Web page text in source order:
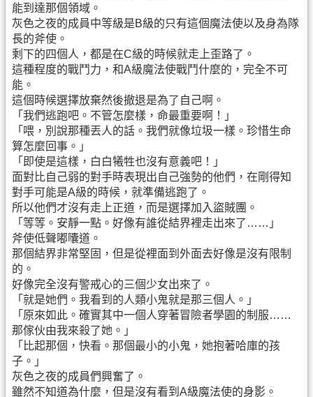
能到達那個領域。
灰色之夜的成員中等級是B級的只有這個魔法使以及身為隊
長的斧使。
剩下的四個人，都是在C級的時候就走上歪路了。
這種程度的戰鬥力，和A級魔法使戰鬥什麼的，完全不可
能。
這個時候選擇放棄然後撤退是為了自己啊。
「我們逃跑吧。不管怎麼樣，命最重要啊！」
「喂，別說那種丟人的話。我們就像垃圾一樣。珍惜生命
算怎麼回事。」
「即使是這樣，白白犧牲也沒有意義吧！」
面對比自己弱的對手時表現出自己強勢的他們，在剛得知
對手可能是A級的時候，就準備逃跑了。
所以他們才沒有走上正道，而是選擇加入盜賊團。
「等等。安靜一點。好像有誰從結界裡走出來了……」
斧使低聲嘟囔道。
那個結界非常堅固，但是從裡面到外面去好像是沒有限制
的。
好像完全沒有警戒心的三個少女出來了。
「就是她們。我看到的人類小鬼就是那三個人。」
「原來如此。確實其中一個人穿著冒險者學園的制服……
那傢伙由我來殺了她。」
「比起那個，快看。那個最小的小鬼，她抱著哈庫的孩
子。」
灰色之夜的成員們興奮了。
雖然不知道為什麼，但是沒有看到A級魔法使的身影。